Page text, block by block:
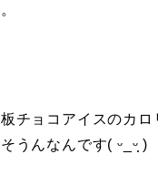
チョコアイスのカロ
うんなんです( ᵕ_ᵕ̩̩ )